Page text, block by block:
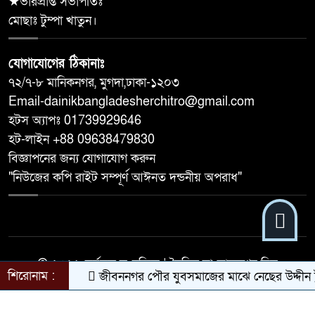
মোছাঃ টুম্পা খাতুন।
যোগাযোগের ঠিকানাঃ
৭২/৭-৮ মানিকনগর, মুগদা,ঢাকা-১২০৩
Email-dainikbangladesherchitro@gmail.com
হটস অ্যাপঃ 01739929646
হট-লাইন +88 09638479830
বিজ্ঞাপনের জন্য যোগাযোগ করুন
"নিউজের কপি রাইট সম্পূর্ণ আঈনত দন্ডনীয় অপরাধ"
© ২০২৬ সর্বস্বত্ব সংরক্ষিত | দৈনিক বাংলাদেশের চিত্র
কারিগরি সহযোগিতায়:Oriel Digital
শিরোনাম : জীবননগর পৌর যুবসমাজের মাঝে নেছের উদ্দীন